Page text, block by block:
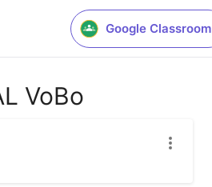
Google Classroom
VoBo